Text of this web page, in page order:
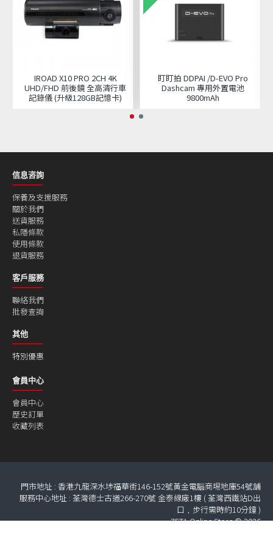
IROAD X10 PRO 2CH 4K
UHD/FHD 前後鏡 全高清行車
記錄儀 (升級128GB記憶卡)
盯盯拍 DDPAI /D-EVO Pro
Dashcam 專用外置電池
9800mAh
信息咨詢
保養及支援服務
關於我們
送貨服務
私隱條款
使用條款
退貨服務
客戶服務
聯絡我們
批發查詢
其他
特別優惠
會員中心
會員中心
歷史訂單
收藏列表
門市地址 : 香港九龍深水埗福華街146-152號黃金電腦商埸地庫54號舖
服務中心地址 : 荃灣德士古道266-270號 金泰線廠1樓 ( 荃灣西鐵站D出
口﹐步行需時約10分鐘 )
ZETA Online Store © 2026